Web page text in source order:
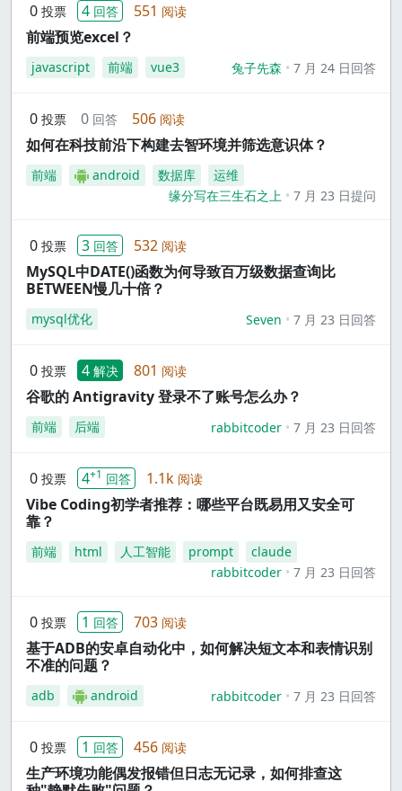
0 投票 4 回答 551 阅读
前端预览excel？
javascript 前端 vue3 兔子先森 7 月 24 日回答
0 投票 0 回答 506 阅读
如何在科技前沿下构建去智环境并筛选意识体？
前端 android 数据库
运维
缘分写在三生石之上
7 月 23 日提问
0 投票 3 回答 532 阅读
MySQL中DATE()函数为何导致百万级数据查询比
BETWEEN慢几十倍？
mysql优化 Seven 7 月 23 日回答
0 投票 4 解决 801 阅读
谷歌的 Antigravity 登录不了账号怎么办？
前端 后端 rabbitcoder 7 月 23 日回答
0 投票 4+1 回答 1.1k 阅读
Vibe Coding初学者推荐：哪些平台既易用又安全可
靠？
前端 html 人工智能 prompt
claude
rabbitcoder
7 月 23 日回答
0 投票 1 回答 703 阅读
基于ADB的安卓自动化中，如何解决短文本和表情识别
不准的问题？
adb android rabbitcoder 7 月 23 日回答
0 投票 1 回答 456 阅读
生产环境功能偶发报错但日志无记录，如何排查这